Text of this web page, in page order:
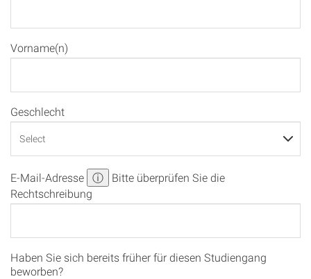
Vorname(n)
Geschlecht
E-Mail-Adresse ⓘ
Bitte überprüfen Sie die
Rechtschreibung
Haben Sie sich bereits früher für diesen Studiengang
beworben?